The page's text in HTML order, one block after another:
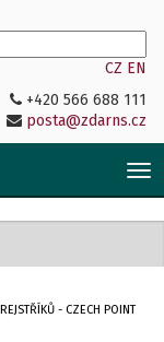
CZ EN
+420 566 688 111
posta@zdarns.cz
- CZECH POINT